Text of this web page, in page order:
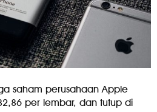
saham perusahaan Apple
per lembar, dan tutup di